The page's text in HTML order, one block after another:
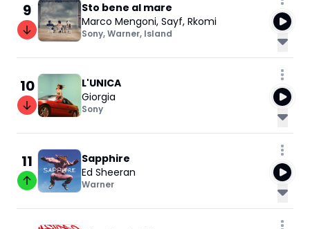
9
Sto bene al mare
Marco Mengoni, Sayf, Rkomi
Sony,Warner, Island
10
L'UNICA
Giorgia
Sony
11
Sapphire
Ed Sheeran
Warner